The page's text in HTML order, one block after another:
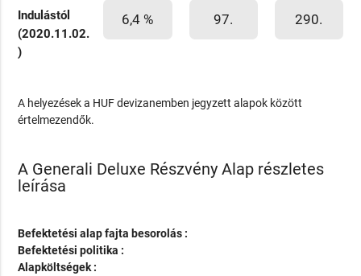
Indulástól
(2020.11.02.
)
6,4 % 97. 290.
A helyezések a HUF devizanemben jegyzett alapok között
értelmezendők.
A Generali Deluxe Részvény Alap részletes
leírása
Befektetési alap fajta besorolás :
Befektetési politika :
Alapköltségek :